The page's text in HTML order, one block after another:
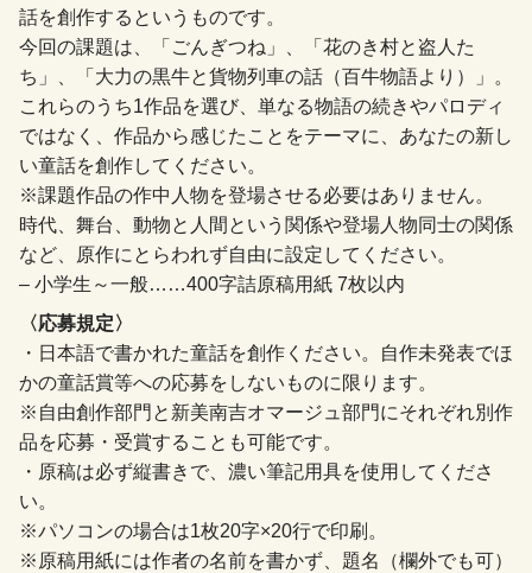
話を創作するというものです。
今回の課題は、「ごんぎつね」、「花のき村と盗人た
ち」、「大力の黒牛と貨物列車の話（百牛物語より）」。
これらのうち1作品を選び、単なる物語の続きやパロディ
ではなく、作品から感じたことをテーマに、あなたの新し
い童話を創作してください。
※課題作品の作中人物を登場させる必要はありません。
時代、舞台、動物と人間という関係や登場人物同士の関係
など、原作にとらわれず自由に設定してください。
– 小学生～一般……400字詰原稿用紙 7枚以内
〈応募規定〉
・日本語で書かれた童話を創作ください。自作未発表でほ
かの童話賞等への応募をしないものに限ります。
※自由創作部門と新美南吉オマージュ部門にそれぞれ別作
品を応募・受賞することも可能です。
・原稿は必ず縦書きで、濃い筆記用具を使用してくださ
い。
※パソコンの場合は1枚20字×20行で印刷。
※原稿用紙には作者の名前を書かず、題名（欄外でも可）